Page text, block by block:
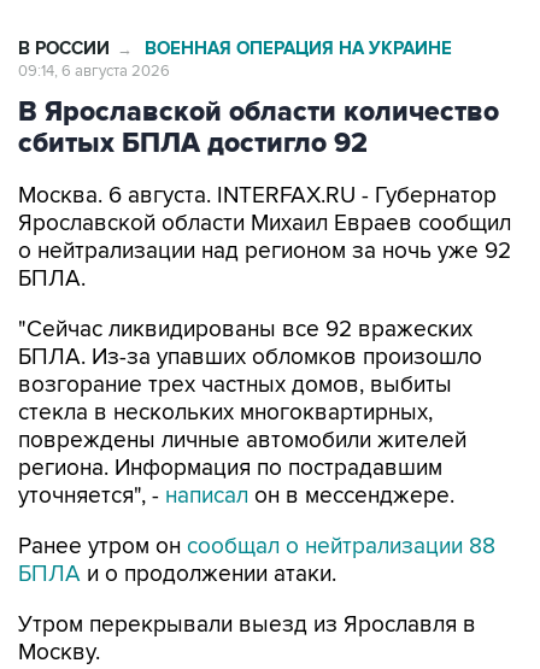
В РОССИИ → ВОЕННАЯ ОПЕРАЦИЯ НА УКРАИНЕ
09:14, 6 августа 2026
В Ярославской области количество
сбитых БПЛА достигло 92
Москва. 6 августа. INTERFAX.RU - Губернатор
Ярославской области Михаил Евраев сообщил
о нейтрализации над регионом за ночь уже 92
БПЛА.
"Сейчас ликвидированы все 92 вражеских
БПЛА. Из-за упавших обломков произошло
возгорание трех частных домов, выбиты
стекла в нескольких многоквартирных,
повреждены личные автомобили жителей
региона. Информация по пострадавшим
уточняется", - написал он в мессенджере.
Ранее утром он сообщал о нейтрализации 88
БПЛА и о продолжении атаки.
Утром перекрывали выезд из Ярославля в
Москву.